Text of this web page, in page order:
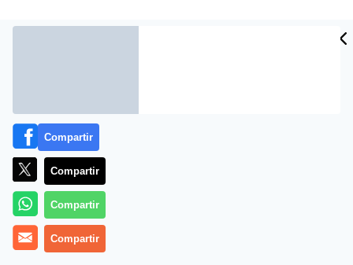
Más información
Compartir
Compartir
Compartir
Compartir